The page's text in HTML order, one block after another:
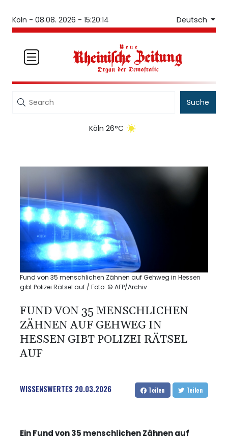
Köln - 08.08. 2026 - 15:20:14 Deutsch
Suche
Köln 26°C
Fund von 35 menschlichen Zähnen auf Gehweg in Hessen
gibt Polizei Rätsel auf / Foto: © AFP/Archiv
FUND VON 35 MENSCHLICHEN
ZÄHNEN AUF GEHWEG IN
HESSEN GIBT POLIZEI RÄTSEL
AUF
WISSENSWERTES 20.03.2026 Teilen Teilen
Ein Fund von 35 menschlichen Zähnen auf